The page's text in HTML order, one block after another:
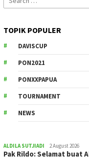
for:
TOPIK POPULER
DAVISCUP
PON2021
PONXXPAPUA
TOURNAMENT
NEWS
ALDILA SUTJIADI 2 August 2026
Pak Rildo: Selamat buat